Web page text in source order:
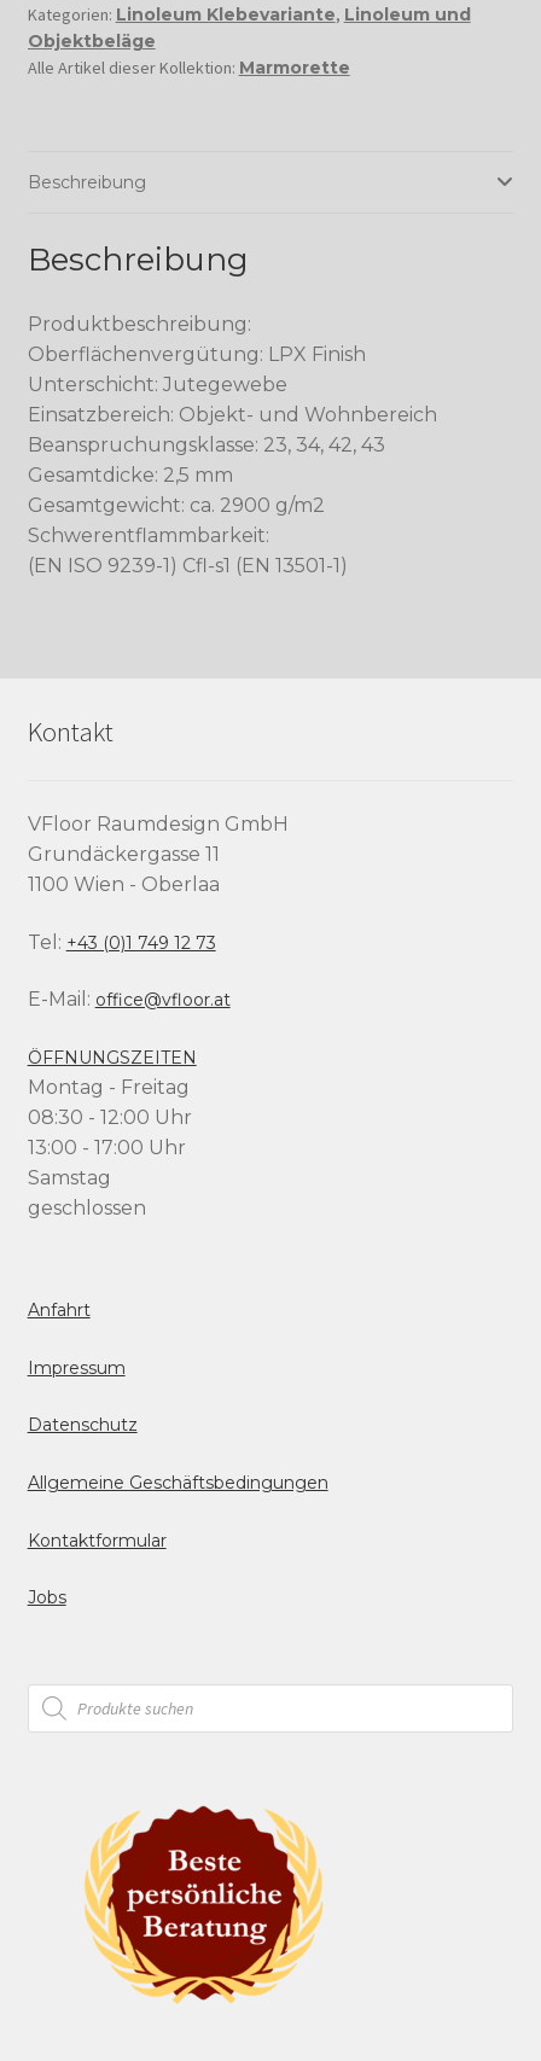
Kategorien: Linoleum Klebevariante, Linoleum und
Objektbeläge
Alle Artikel dieser Kollektion: Marmorette
Beschreibung
Beschreibung
Produktbeschreibung:
Oberflächenvergütung: LPX Finish
Unterschicht: Jutegewebe
Einsatzbereich: Objekt- und Wohnbereich
Beanspruchungsklasse: 23, 34, 42, 43
Gesamtdicke: 2,5 mm
Gesamtgewicht: ca. 2900 g/m2
Schwerentflammbarkeit:
(EN ISO 9239-1) Cfl-s1 (EN 13501-1)
Kontakt
VFloor Raumdesign GmbH
Grundäckergasse 11
1100 Wien - Oberlaa
Tel: +43 (0)1 749 12 73
E-Mail: office@vfloor.at
ÖFFNUNGSZEITEN
Montag - Freitag
08:30 - 12:00 Uhr
13:00 - 17:00 Uhr
Samstag
geschlossen
Anfahrt
Impressum
Datenschutz
Allgemeine Geschäftsbedingungen
Kontaktformular
Jobs
Products
search